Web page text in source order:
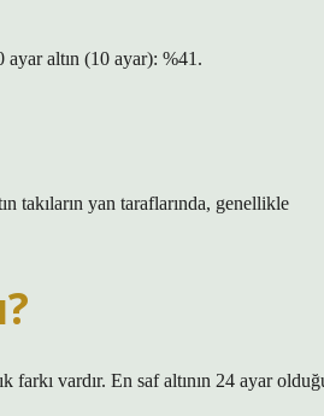
altın (10 ayar): %41.
takıların yan taraflarında, genellikle
farkı vardır. En saf altının 24 ayar